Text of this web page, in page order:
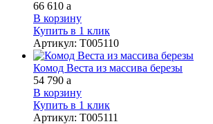
66 610 a
В корзину
Купить в 1 клик
Артикул: Т005110
Комод Веста из массива березы
54 790 a
В корзину
Купить в 1 клик
Артикул: Т005111